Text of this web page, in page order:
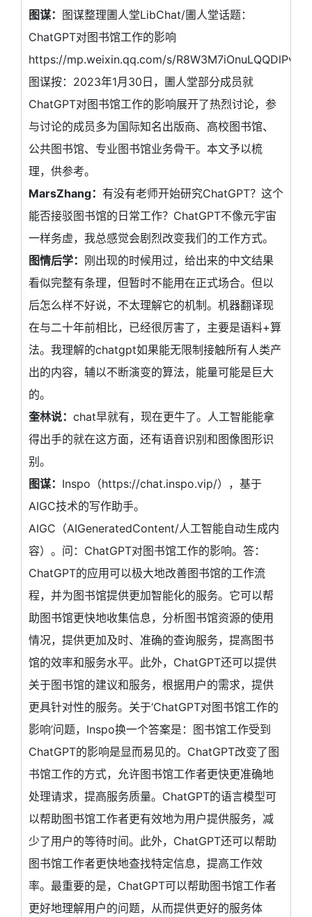
图谋： 图谋整理圕人堂LibChat/圕人堂话题：
ChatGPT对图书馆工作的影响
https://mp.weixin.qq.com/s/
图谋按：2023年1月30日，圕人堂部分成员就
ChatGPT对图书馆工作的影响展开了热烈讨论，参
与讨论的成员多为国际知名出版商、高校图书馆、
公共图书馆、专业图书馆业务骨干。本文予以梳
理，供参考。
MarsZhang： 有没有老师开始研究ChatGPT？这个
能否接驳图书馆的日常工作？ChatGPT不像元宇宙
一样务虚，我总感觉会剧烈改变我们的工作方式。
图情后学： 刚出现的时候用过，给出来的中文结果
看似完整有条理，但暂时不能用在正式场合。但以
后怎么样不好说，不太理解它的机制。机器翻译现
在与二十年前相比，已经很厉害了，主要是语料+算
法。我理解的chatgpt如果能无限制接触所有人类产
出的内容，辅以不断演变的算法，能量可能是巨大
的。
奎林说： chat早就有，现在更牛了。人工智能能拿
得出手的就在这方面，还有语音识别和图像图形识
别。
图谋： Inspo（https://chat.inspo.vip/），基于
AIGC技术的写作助手。
AIGC（AIGeneratedContent/人工智能自动生成内
容）。问：ChatGPT对图书馆工作的影响。答：
ChatGPT的应用可以极大地改善图书馆的工作流
程，并为图书馆提供更加智能化的服务。它可以帮
助图书馆更快地收集信息，分析图书馆资源的使用
情况，提供更加及时、准确的查询服务，提高图书
馆的效率和服务水平。此外，ChatGPT还可以提供
关于图书馆的建议和服务，根据用户的需求，提供
更具针对性的服务。关于‘ChatGPT对图书馆工作的
影响’问题，Inspo换一个答案是：图书馆工作受到
ChatGPT的影响是显而易见的。ChatGPT改变了图
书馆工作的方式，允许图书馆工作者更快更准确地
处理请求，提高服务质量。ChatGPT的语言模型可
以帮助图书馆工作者更有效地为用户提供服务，减
少了用户的等待时间。此外，ChatGPT还可以帮助
图书馆工作者更快地查找特定信息，提高工作效
率。最重要的是，ChatGPT可以帮助图书馆工作者
更好地理解用户的问题，从而提供更好的服务体